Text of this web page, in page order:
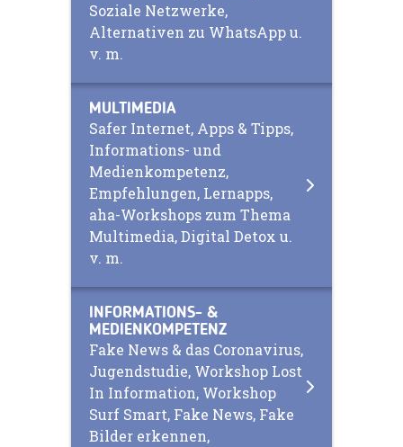
Soziale Netzwerke,
Alternativen zu WhatsApp u.
v. m.
MULTIMEDIA
Safer Internet, Apps & Tipps,
Informations- und
Medienkompetenz,
Empfehlungen, Lernapps,
aha-Workshops zum Thema
Multimedia, Digital Detox u.
v. m.
INFORMATIONS- &
MEDIENKOMPETENZ
Fake News & das Coronavirus,
Jugendstudie, Workshop Lost
In Information, Workshop
Surf Smart, Fake News, Fake
Bilder erkennen,